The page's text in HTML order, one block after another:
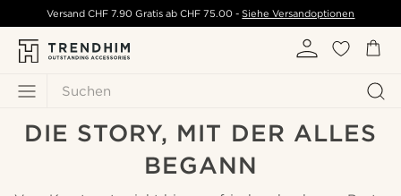
Suchen
Versand CHF 7.90 Gratis ab CHF 75.00 - Siehe Versandoptionen
DIE STORY, MIT DER ALLES
BEGANN